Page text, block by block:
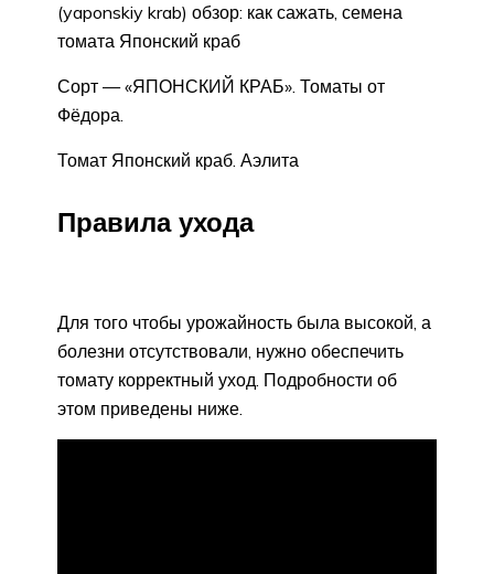
(yaponskiy krab) обзор: как сажать, семена
томата Японский краб
Сорт — «ЯПОНСКИЙ КРАБ». Томаты от
Фёдора.
Томат Японский краб. Аэлита
Правила ухода
Для того чтобы урожайность была высокой, а
болезни отсутствовали, нужно обеспечить
томату корректный уход. Подробности об
этом приведены ниже.